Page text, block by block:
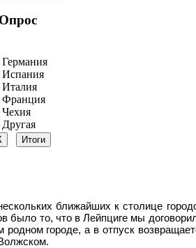
Опрос
Германия
Испания
Италия
Франция
Чехия
Другая
ближайших к столице
то, что в Лейпциге мы
городе, а в отпуск